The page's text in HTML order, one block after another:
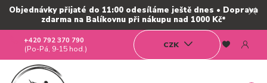
Objednávky přijaté do 11:00 odesíláme ještě dnes • Doprava
zdarma na Balíkovnu při nákupu nad 1000 Kč*
CZK
+420 792 370 790
(Po-Pá, 9-15 hod.)